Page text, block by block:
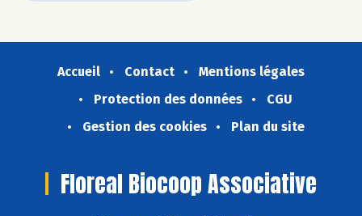
Accueil Contact
Mentions légales
Protection des données
CGU
Gestion des cookies
Plan du site
Floreal Biocoop Associative